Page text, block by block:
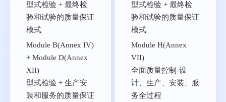
型式检验 + 最终检
验和试验的质量保证
模式
Module B(Annex IV)
+ Module D(Annex
XII)
型式检验 + 生产安
装和服务的质量保证
型式检验 + 最终检
验和试验的质量保证
模式
Module H(Annex
VII)
全面质量控制-设
计、生产、安装、服
务全过程